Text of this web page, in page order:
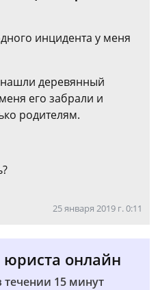
инцидента у меня
деревянный
его забрали и
родителям.
25 января 2019 г. 0:11
юриста онлайн
течении 15 минут